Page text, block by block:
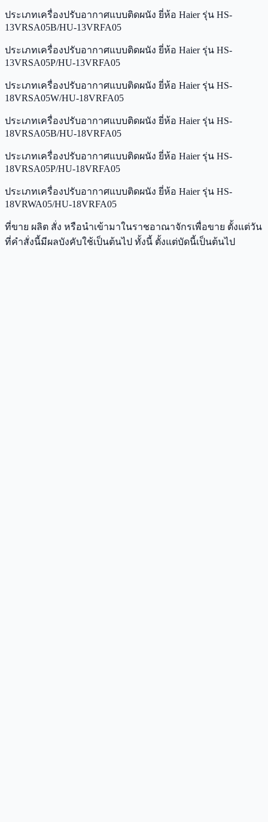
ประเภทเครื่องปรับอากาศแบบติดผนัง ยี่ห้อ Haier รุ่น HS-
13VRSA05B/HU-13VRFA05
ประเภทเครื่องปรับอากาศแบบติดผนัง ยี่ห้อ Haier รุ่น HS-
13VRSA05P/HU-13VRFA05
ประเภทเครื่องปรับอากาศแบบติดผนัง ยี่ห้อ Haier รุ่น HS-
18VRSA05W/HU-18VRFA05
ประเภทเครื่องปรับอากาศแบบติดผนัง ยี่ห้อ Haier รุ่น HS-
18VRSA05B/HU-18VRFA05
ประเภทเครื่องปรับอากาศแบบติดผนัง ยี่ห้อ Haier รุ่น HS-
18VRSA05P/HU-18VRFA05
ประเภทเครื่องปรับอากาศแบบติดผนัง ยี่ห้อ Haier รุ่น HS-
18VRWA05/HU-18VRFA05
ที่ขาย ผลิต สั่ง หรือนำเข้ามาในราชอาณาจักรเพื่อขาย ตั้งแต่วัน
ที่คำสั่งนี้มีผลบังคับใช้เป็นต้นไป ทั้งนี้ ตั้งแต่บัดนี้เป็นต้นไป